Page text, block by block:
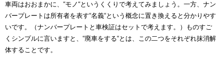
車両はおおまかに、“モノ“というくくりで考えてみましょう。一方、ナン
バープレートは所有者を表す“名義“という概念に置き換えると分かりやす
いです。（ナンバープレートと車検証はセットで考えます。）ものすご
くシンプルに言いますと、“廃車をする“とは、この二つをそれぞれ抹消解
体することです。